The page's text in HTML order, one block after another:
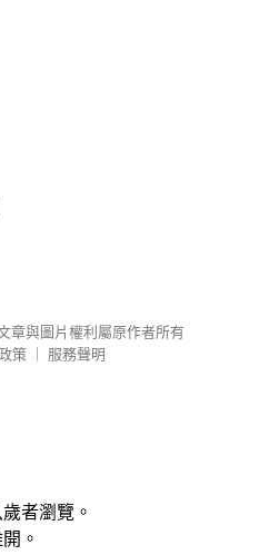
章與圖片權利屬原作者所有
策
服務聲明
者瀏覽。
。